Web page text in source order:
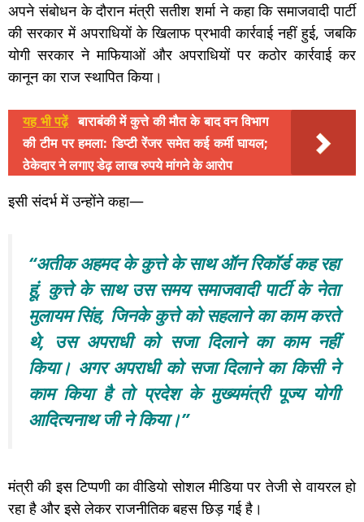
अपने संबोधन के दौरान मंत्री सतीश शर्मा ने कहा कि समाजवादी पार्टी
की सरकार में अपराधियों के खिलाफ प्रभावी कार्रवाई नहीं हुई, जबकि
योगी सरकार ने माफियाओं और अपराधियों पर कठोर कार्रवाई कर
कानून का राज स्थापित किया।
यह भी पढ़ें बाराबंकी में कुत्ते की मौत के बाद वन विभाग
की टीम पर हमला: डिप्टी रेंजर समेत कई कर्मी घायल;
ठेकेदार ने लगाए डेढ़ लाख रुपये मांगने के आरोप
इसी संदर्भ में उन्होंने कहा—
“अतीक अहमद के कुत्ते के साथ ऑन रिकॉर्ड कह रहा
हूं, कुत्ते के साथ उस समय समाजवादी पार्टी के नेता
मुलायम सिंह, जिनके कुत्ते को सहलाने का काम करते
थे, उस अपराधी को सजा दिलाने का काम नहीं
किया। अगर अपराधी को सजा दिलाने का किसी ने
काम किया है तो प्रदेश के मुख्यमंत्री पूज्य योगी
आदित्यनाथ जी ने किया।”
मंत्री की इस टिप्पणी का वीडियो सोशल मीडिया पर तेजी से वायरल हो
रहा है और इसे लेकर राजनीतिक बहस छिड़ गई है।